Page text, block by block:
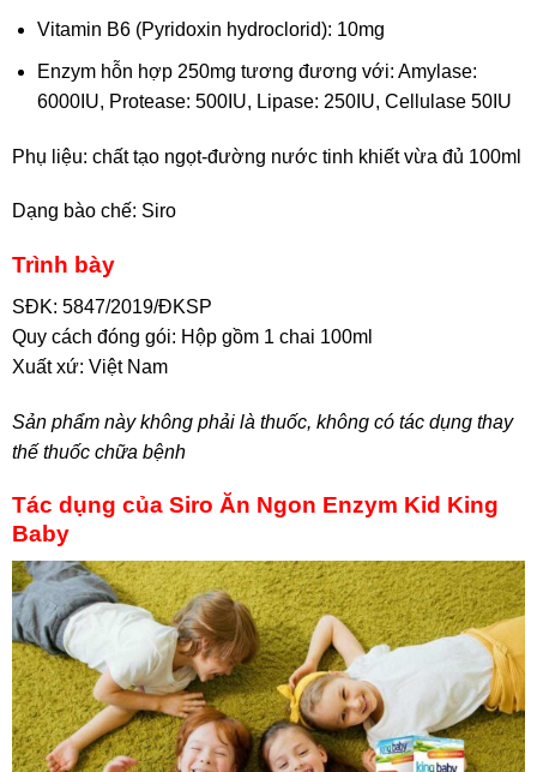
Vitamin B6 (Pyridoxin hydroclorid): 10mg
Enzym hỗn hợp 250mg tương đương với: Amylase:
6000IU, Protease: 500IU, Lipase: 250IU, Cellulase 50IU
Phụ liệu: chất tạo ngọt-đường nước tinh khiết vừa đủ 100ml
Dạng bào chế: Siro
Trình bày
SĐK: 5847/2019/ĐKSP
Quy cách đóng gói: Hộp gồm 1 chai 100ml
Xuất xứ: Việt Nam
Sản phẩm này không phải là thuốc, không có tác dụng thay
thế thuốc chữa bệnh
Tác dụng của Siro Ăn Ngon Enzym Kid King
Baby